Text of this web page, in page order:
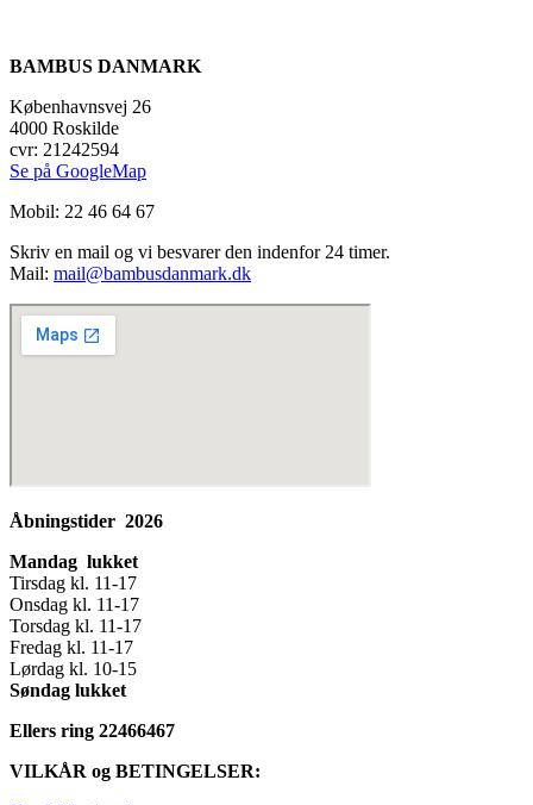
BAMBUS DANMARK
Københavnsvej 26
4000 Roskilde
cvr: 21242594
Se på GoogleMap
Mobil: 22 46 64 67
Skriv en mail og vi besvarer den indenfor 24 timer.
Mail: mail@bambusdanmark.dk
Åbningstider 2026
Mandag lukket
Tirsdag kl. 11-17
Onsdag kl. 11-17
Torsdag kl. 11-17
Fredag kl. 11-17
Lørdag kl. 10-15
Søndag lukket
Ellers ring 22466467
VILKÅR og BETINGELSER: